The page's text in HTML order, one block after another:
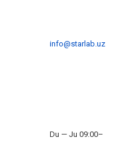
info@starlab.uz
Du — Ju 09:00–